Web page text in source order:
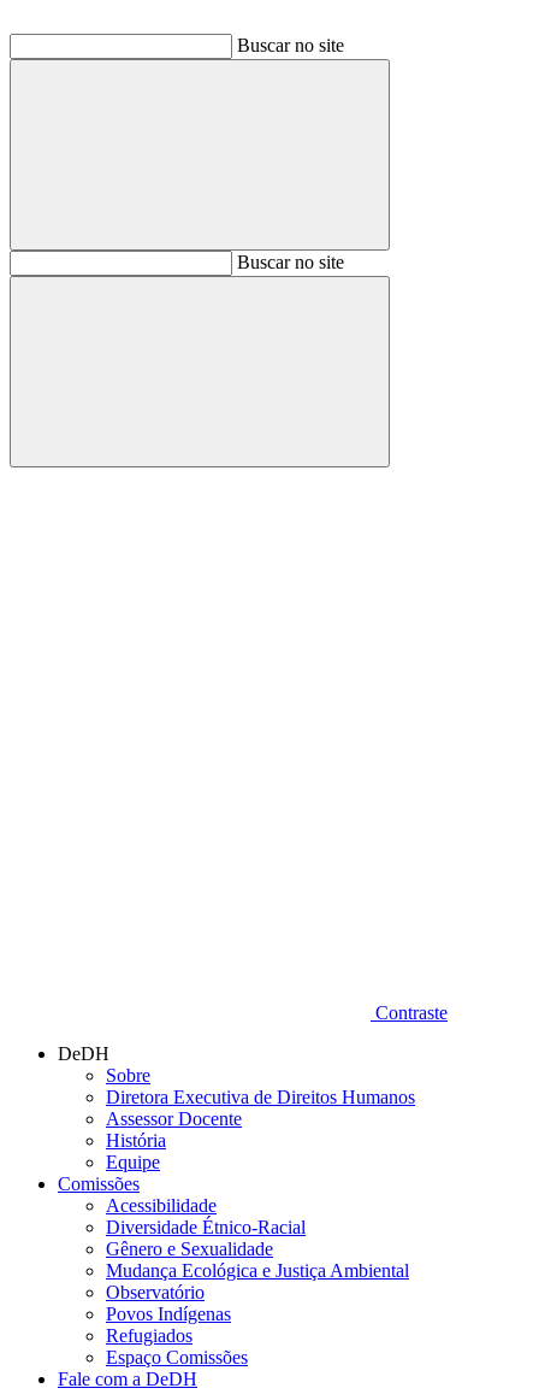
Buscar no site
BuscarBuscar no site
Buscar
Contraste
DeDH
Sobre
Diretora Executiva de Direitos Humanos
Assessor Docente
História
Equipe
Comissões
Acessibilidade
Diversidade Étnico-Racial
Gênero e Sexualidade
Mudança Ecológica e Justiça Ambiental
Observatório
Povos Indígenas
Refugiados
Espaço Comissões
Fale com a DeDH